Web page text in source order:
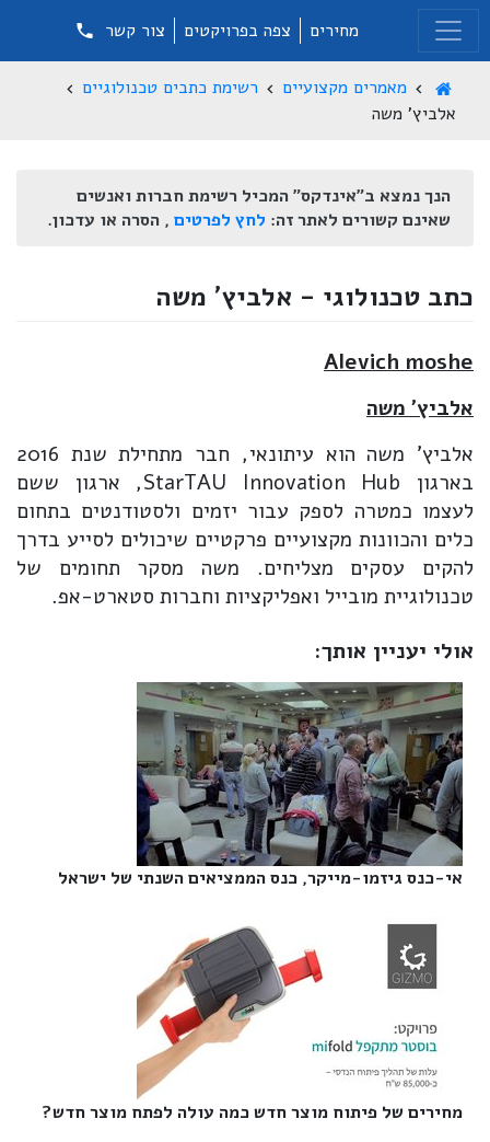
מחירים צפה בפרויקטים צור קשר
מאמרים מקצועיים
רשימת כתבים טכנולוגיים
אלביץ' משה
הנך נמצא ב"אינדקס" המכיל רשימת חברות ואנשים
שאינם קשורים לאתר זה: לחץ לפרטים , הסרה או עדכון.
כתב טכנולוגי - אלביץ' משה
Alevich moshe
אלביץ' משה
אלביץ' משה הוא עיתונאי, חבר מתחילת שנת 2016
בארגון StarTAU Innovation Hub, ארגון ששם
לעצמו כמטרה לספק עבור יזמים ולסטודנטים בתחום
כלים והכוונות מקצועיים פרקטיים שיכולים לסייע בדרך
להקים עסקים מצליחים. משה מסקר תחומים של
טכנולוגיית מובייל ואפליקציות וחברות סטארט-אפ.
אולי יעניין אותך:
אי-כנס גיזמו-מייקר, כנס הממציאים השנתי של ישראל‎
מחירים של פיתוח מוצר חדש כמה עולה לפתח מוצר חדש?‎